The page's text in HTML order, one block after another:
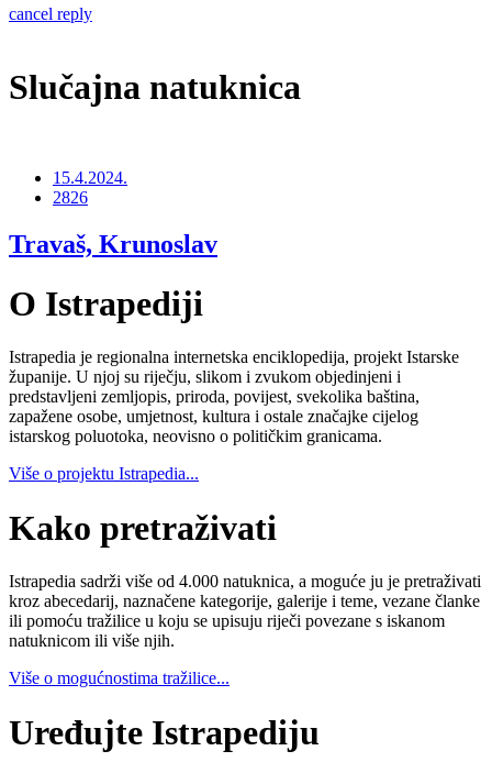
cancel reply
Slučajna natuknica
15.4.2024.
2826
Travaš, Krunoslav
O Istrapediji
Istrapedia je regionalna internetska enciklopedija, projekt Istarske
županije. U njoj su riječju, slikom i zvukom objedinjeni i
predstavljeni zemljopis, priroda, povijest, svekolika baština,
zapažene osobe, umjetnost, kultura i ostale značajke cijelog
istarskog poluotoka, neovisno o političkim granicama.
Više o projektu Istrapedia...
Kako pretraživati
Istrapedia sadrži više od 4.000 natuknica, a moguće ju je pretraživati
kroz abecedarij, naznačene kategorije, galerije i teme, vezane članke
ili pomoću tražilice u koju se upisuju riječi povezane s iskanom
natuknicom ili više njih.
Više o mogućnostima tražilice...
Uređujte Istrapediju